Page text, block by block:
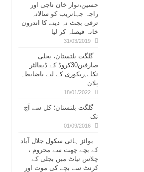
حسین،نواز خان ناجی اور
راجہ جہانزیب کو سالانہ
ترقی بجٹ نہ دینے کا اندرون
خانہ فیصلہ کر لیا
31/03/2019
گلگت بلتستان، بجلی
صارفین30کروڈ کے ڈیفالٹر
نکلے,ریکوری کے لیے باضابطہ
پلان
18/01/2022
گلگت بلتستان؛ کل سے آج
تک
01/09/2016
بوائز ہائی سکول جلال آباد
کے بچے چھت سے محروم ،
چلاس نیاٹ میں بجلی کے
کرنٹ سے بچے کی موت اور